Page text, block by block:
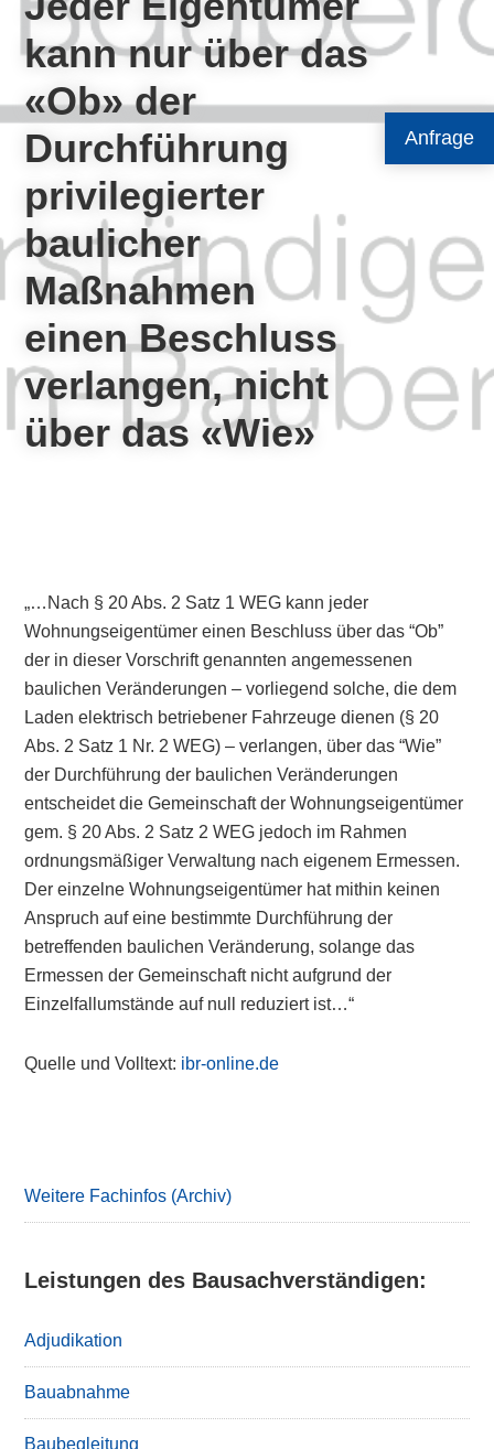
Anfrage
kann nur über das
«Ob» der
Durchführung
privilegierter
baulicher
Maßnahmen
einen Beschluss
verlangen, nicht
über das «Wie»
„…Nach § 20 Abs. 2 Satz 1 WEG kann jeder
Wohnungseigentümer einen Beschluss über das “Ob”
der in dieser Vorschrift genannten angemessenen
baulichen Veränderungen – vorliegend solche, die dem
Laden elektrisch betriebener Fahrzeuge dienen (§ 20
Abs. 2 Satz 1 Nr. 2 WEG) – verlangen, über das “Wie”
der Durchführung der baulichen Veränderungen
entscheidet die Gemeinschaft der Wohnungseigentümer
gem. § 20 Abs. 2 Satz 2 WEG jedoch im Rahmen
ordnungsmäßiger Verwaltung nach eigenem Ermessen.
Der einzelne Wohnungseigentümer hat mithin keinen
Anspruch auf eine bestimmte Durchführung der
betreffenden baulichen Veränderung, solange das
Ermessen der Gemeinschaft nicht aufgrund der
Einzelfallumstände auf null reduziert ist…“
Quelle und Volltext: ibr-online.de
Weitere Fachinfos (Archiv)
Leistungen des Bausachverständigen:
Adjudikation
Bauabnahme
Baubegleitung